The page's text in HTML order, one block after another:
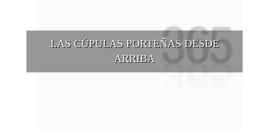
LAS CÚPULAS PORTEÑAS DESDE
ARRIBA